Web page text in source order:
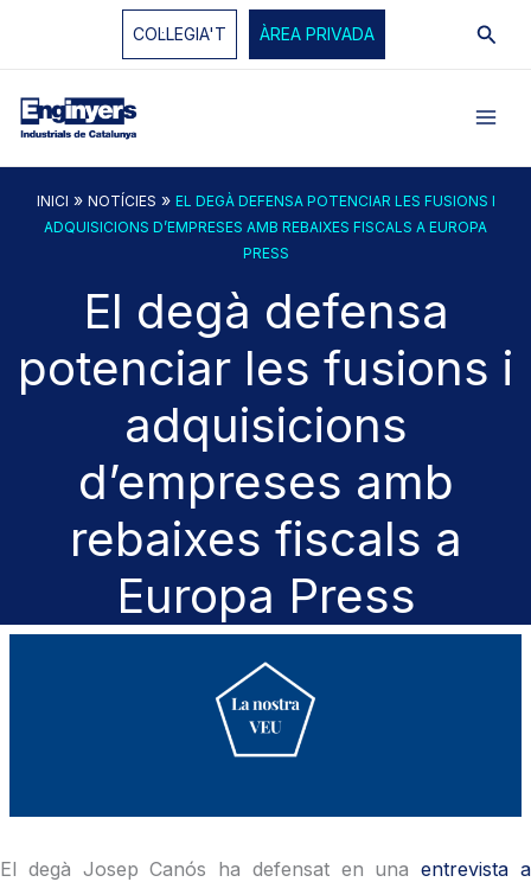
COL·LEGIA'T ÀREA PRIVADA
INICI » NOTÍCIES » EL DEGÀ DEFENSA POTENCIAR LES FUSIONS I
ADQUISICIONS D’EMPRESES AMB REBAIXES FISCALS A EUROPA
PRESS
El degà defensa
potenciar les fusions i
adquisicions
d’empreses amb
rebaixes fiscals a
Europa Press
El degà Josep Canós ha defensat en unaentrevista a